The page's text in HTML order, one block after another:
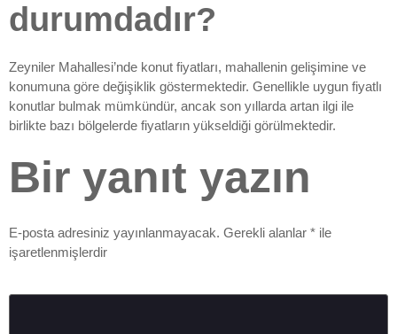
durumdadır?
Zeyniler Mahallesi’nde konut fiyatları, mahallenin gelişimine ve
konumuna göre değişiklik göstermektedir. Genellikle uygun fiyatlı
konutlar bulmak mümkündür, ancak son yıllarda artan ilgi ile
birlikte bazı bölgelerde fiyatların yükseldiği görülmektedir.
Bir yanıt yazın
E-posta adresiniz yayınlanmayacak. Gerekli alanlar * ile
işaretlenmişlerdir